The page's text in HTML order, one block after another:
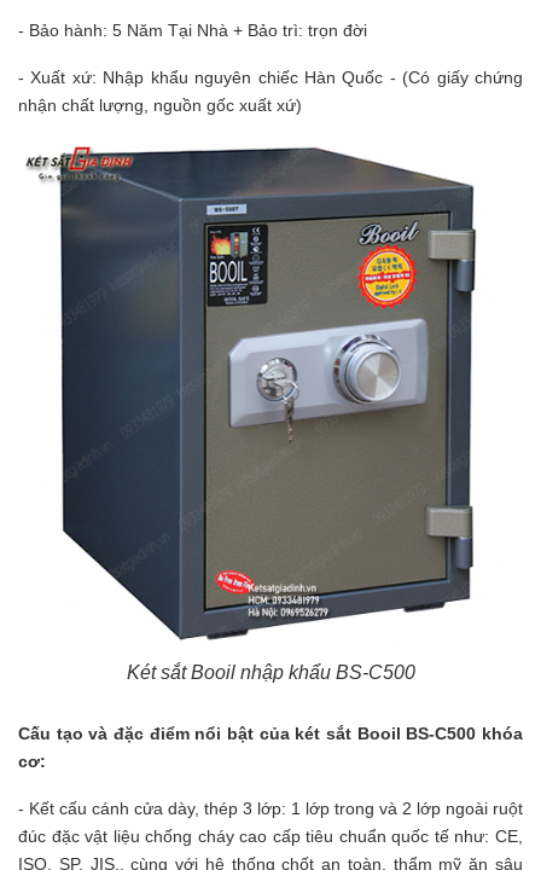
- Bảo hành: 5 Năm Tại Nhà + Bảo trì: trọn đời
- Xuất xứ: Nhập khẩu nguyên chiếc Hàn Quốc - (Có giấy chứng
nhận chất lượng, nguồn gốc xuất xứ)
Két sắt Booil nhập khẩu BS-C500
Cấu tạo và đặc điểm nổi bật của két sắt Booil BS-C500 khóa
cơ:
- Kết cấu cánh cửa dày, thép 3 lớp: 1 lớp trong và 2 lớp ngoài ruột
đúc đặc vật liệu chống cháy cao cấp tiêu chuẩn quốc tế như: CE,
ISO, SP, JIS.. cùng với hệ thống chốt an toàn, thẩm mỹ ăn sâu